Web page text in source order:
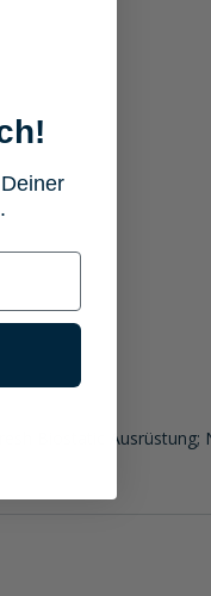
Biostatic Ausrüstung;